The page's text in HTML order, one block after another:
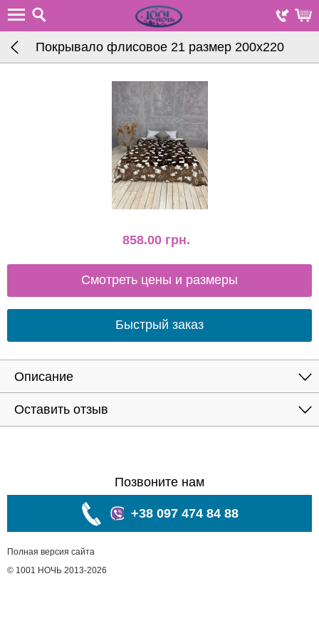
Покрывало флисовое 21 размер 200х220
858.00 грн.
Смотреть цены и размеры
Быстрый заказ
Описание
Оставить отзыв
Позвоните нам
+38 097 474 84 88
Полная версия сайта
© 1001 НОЧЬ 2013-2026